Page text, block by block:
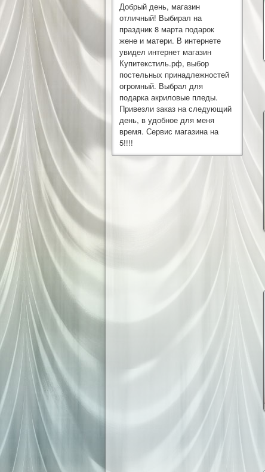
Добрый день, магазин
отличный! Выбирал на
праздник 8 марта подарок
жене и матери. В интернете
увидел интернет магазин
Купитекстиль.рф, выбор
постельных принадлежностей
огромный. Выбрал для
подарка акриловые пледы.
Привезли заказ на следующий
день, в удобное для меня
время. Сервис магазина на
5!!!!